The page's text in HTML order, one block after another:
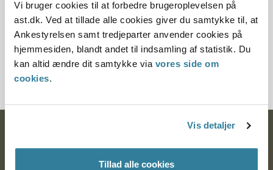
Vi bruger cookies til at forbedre brugeroplevelsen på
ast.dk. Ved at tillade alle cookies giver du samtykke til, at
Ankestyrelsen samt tredjeparter anvender cookies på
hjemmesiden, blandt andet til indsamling af statistik. Du
kan altid ændre dit samtykke via vores side om
cookies.
Vis detaljer
Tillad alle cookies
§ 4 § 4 § 42
Journalnummer
201773-98